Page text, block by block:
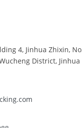
4, Jinhua Zhixin,
District,